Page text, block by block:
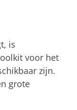
is
voor het
zijn.
grote